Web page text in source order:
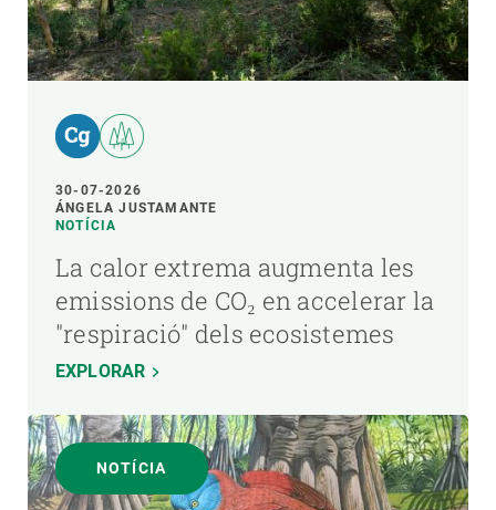
30-07-2026
ÁNGELA JUSTAMANTE
NOTÍCIA
La calor extrema augmenta les
emissions de CO₂ en accelerar la
"respiració" dels ecosistemes
EXPLORAR
NOTÍCIA